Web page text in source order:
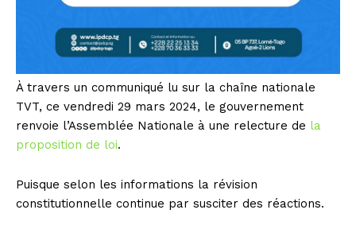
À travers un communiqué lu sur la chaîne nationale
TVT, ce vendredi 29 mars 2024, le gouvernement
renvoie l’Assemblée Nationale à une relecture de la
proposition de loi.
Puisque selon les informations la révision
constitutionnelle continue par susciter des réactions.